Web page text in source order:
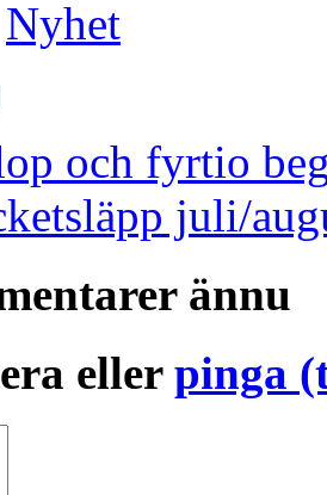
Nyhet
och fyrtio
juli/
ännu
eller pinga